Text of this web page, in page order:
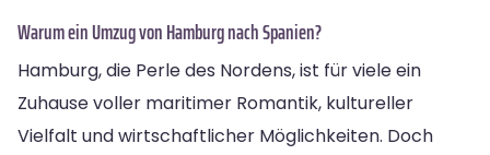
Warum ein Umzug von Hamburg nach Spanien?
Hamburg, die Perle des Nordens, ist für viele ein
Zuhause voller maritimer Romantik, kultureller
Vielfalt und wirtschaftlicher Möglichkeiten. Doch